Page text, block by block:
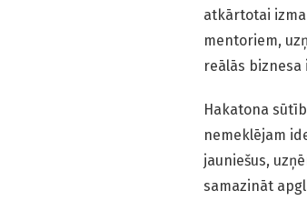
atkārtotai
mentoriem,
reālās biznesa
Hakatona
nemeklējam
jauniešus,
samazināt